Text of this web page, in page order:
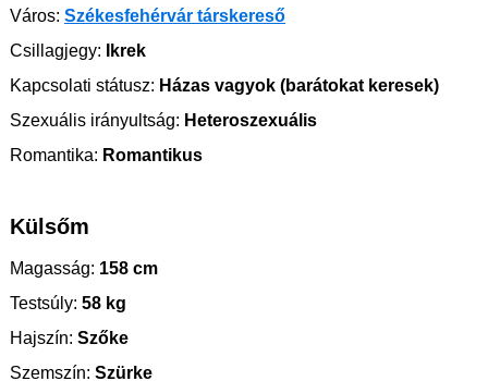
Város: Székesfehérvár társkereső
Csillagjegy: Ikrek
Kapcsolati státusz: Házas vagyok (barátokat keresek)
Szexuális irányultság: Heteroszexuális
Romantika: Romantikus
Külsőm
Magasság: 158 cm
Testsúly: 58 kg
Hajszín: Szőke
Szemszín: Szürke